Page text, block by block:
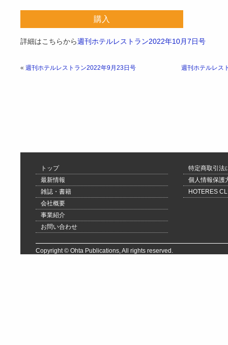
購入
詳細はこちらから週刊ホテルレストラン2022年10月7日号
« 週刊ホテルレストラン2022年9月23日号 週刊ホテルレス
トップ
最新情報
雑誌・書籍
会社概要
事業紹介
お問い合わせ
特定商取引法
個人情報保護
HOTERES
Copyright © Ohta Publications, All rights reserved.